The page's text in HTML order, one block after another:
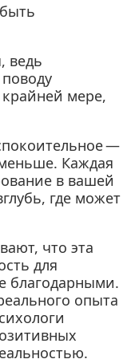
ведь
мере,
—
Каждая
в вашей
где может
что эта
для
благодарными.
опыта